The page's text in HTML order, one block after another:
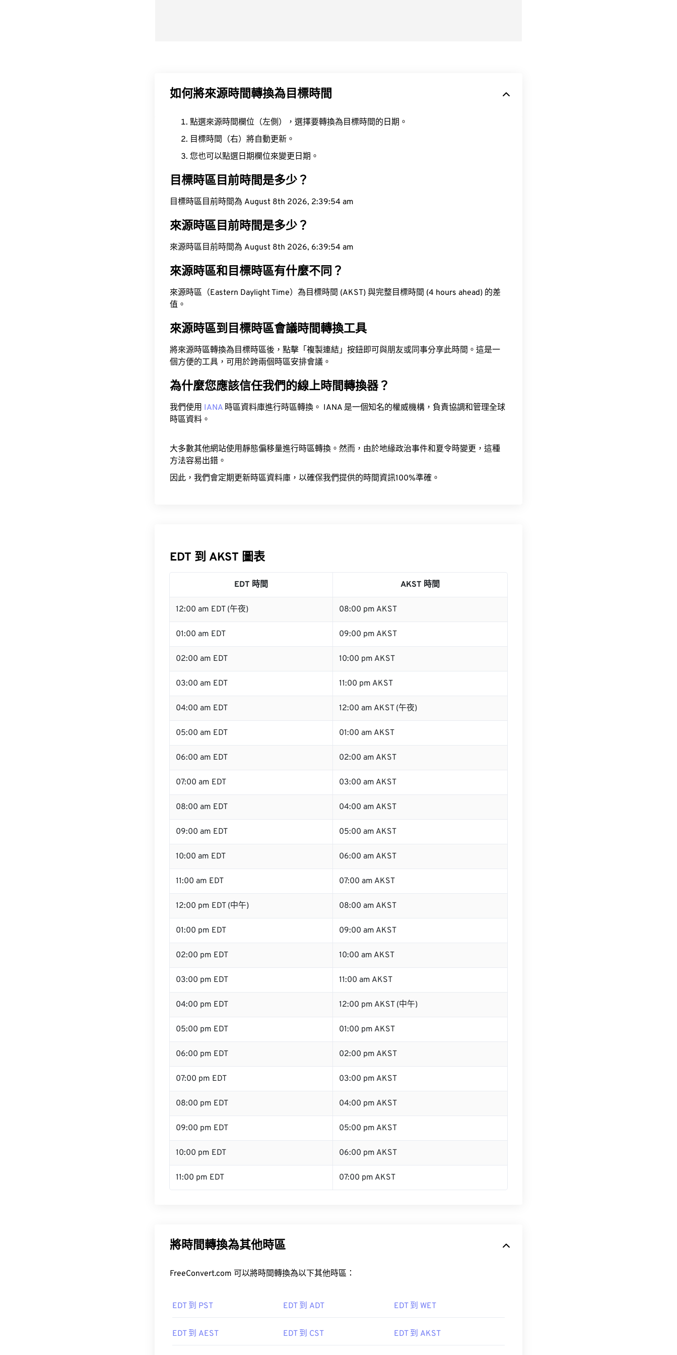
如何將來源時間轉換為目標時間
點選來源時間欄位（左側），選擇要轉換為目標時間的日期。
目標時間（右）將自動更新。
您也可以點選日期欄位來變更日期。
目標時區目前時間是多少？
目標時區目前時間為 August 8th 2026, 2:39:55 am
來源時區目前時間是多少？
來源時區目前時間為 August 8th 2026, 6:39:55 am
來源時區和目標時區有什麼不同？
來源時區（Eastern Daylight Time）為目標時間 (AKST) 與完整目標時間 (4 hours ahead) 的差
值。
來源時區到目標時區會議時間轉換工具
將來源時區轉換為目標時區後，點擊「複製連結」按鈕即可與朋友或同事分享此時間。這是一
個方便的工具，可用於跨兩個時區安排會議。
為什麼您應該信任我們的線上時間轉換器？
我們使用 IANA 時區資料庫進行時區轉換。 IANA 是一個知名的權威機構，負責協調和管理全球
時區資料。
大多數其他網站使用靜態偏移量進行時區轉換。然而，由於地緣政治事件和夏令時變更，這種
方法容易出錯。
因此，我們會定期更新時區資料庫，以確保我們提供的時間資訊100%準確。
EDT 到 AKST 圖表
EDT 時間 AKST 時間
12:00 am EDT (午夜) 08:00 pm AKST
01:00 am EDT 09:00 pm AKST
02:00 am EDT 10:00 pm AKST
03:00 am EDT 11:00 pm AKST
04:00 am EDT 12:00 am AKST (午夜)
05:00 am EDT 01:00 am AKST
06:00 am EDT 02:00 am AKST
07:00 am EDT 03:00 am AKST
08:00 am EDT 04:00 am AKST
09:00 am EDT 05:00 am AKST
10:00 am EDT 06:00 am AKST
11:00 am EDT 07:00 am AKST
12:00 pm EDT (中午) 08:00 am AKST
01:00 pm EDT 09:00 am AKST
02:00 pm EDT 10:00 am AKST
03:00 pm EDT 11:00 am AKST
04:00 pm EDT 12:00 pm AKST (中午)
05:00 pm EDT 01:00 pm AKST
06:00 pm EDT 02:00 pm AKST
07:00 pm EDT 03:00 pm AKST
08:00 pm EDT 04:00 pm AKST
09:00 pm EDT 05:00 pm AKST
10:00 pm EDT 06:00 pm AKST
11:00 pm EDT 07:00 pm AKST
將時間轉換為其他時區
FreeConvert.com 可以將時間轉換為以下其他時區：
EDT 到 PST EDT 到 ADT EDT 到 WET
EDT 到 AEST EDT 到 CST EDT 到 AKST